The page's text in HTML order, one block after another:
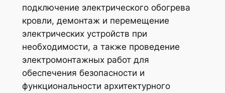
подключение электрического обогрева
кровли, демонтаж и перемещение
электрических устройств при
необходимости, а также проведение
электромонтажных работ для
обеспечения безопасности и
функциональности архитектурного